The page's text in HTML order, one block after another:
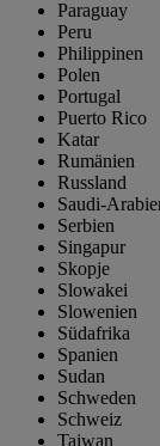
Paraguay
Peru
Philippinen
Polen
Portugal
Puerto Rico
Katar
Rumänien
Russland
Saudi-
Serbien
Singapur
Skopje
Slowakei
Slowenien
Südafrika
Spanien
Sudan
Schweden
Schweiz
Taiwan